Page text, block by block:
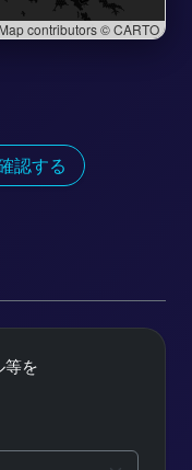
contributors © CARTO
認する
等を